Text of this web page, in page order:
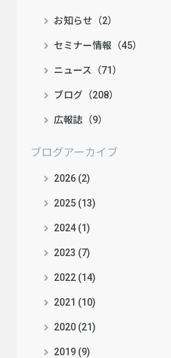
お知らせ（2）
セミナー情報（45）
ニュース（71）
ブログ（208）
広報誌（9）
ブログアーカイブ
2026 (2)
2025 (13)
2024 (1)
2023 (7)
2022 (14)
2021 (10)
2020 (21)
2019 (9)